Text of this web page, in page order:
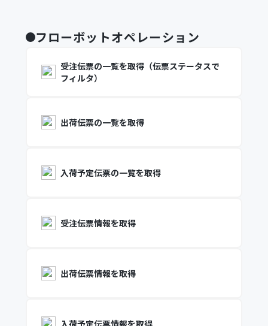
フローボットオペレーション
受注伝票の一覧を取得（伝票ステータスで
フィルタ）
出荷伝票の一覧を取得
入荷予定伝票の一覧を取得
受注伝票情報を取得
出荷伝票情報を取得
入荷予定伝票情報を取得